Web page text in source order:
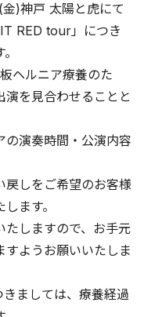
)神戸 太陽と虎にて
RED tour」につき
ヘルニア療養のた
を見合わせることと
の演奏時間・公演内容
戻しをご希望のお客様
ます。
たしますので、お手元
すようお願いいたしま
ましては、療養経過